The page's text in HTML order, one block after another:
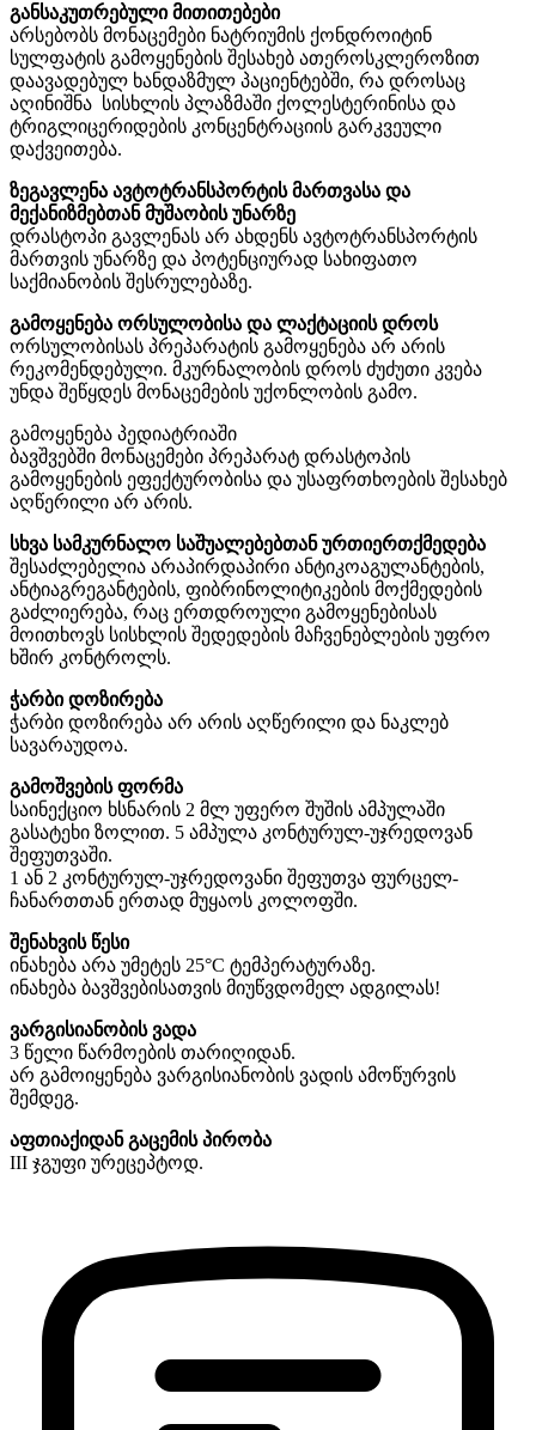
განსაკუთრებული მითითებები
არსებობს მონაცემები ნატრიუმის ქონდროიტინ
სულფატის გამოყენების შესახებ ათეროსკლეროზით
დაავადებულ ხანდაზმულ პაციენტებში, რა დროსაც
აღინიშნა სისხლის პლაზმაში ქოლესტერინისა და
ტრიგლიცერიდების კონცენტრაციის გარკვეული
დაქვეითება.
ზეგავლენა ავტოტრანსპორტის მართვასა და
მექანიზმებთან მუშაობის უნარზე
დრასტოპი გავლენას არ ახდენს ავტოტრანსპორტის
მართვის უნარზე და პოტენციურად სახიფათო
საქმიანობის შესრულებაზე.
გამოყენება ორსულობისა და ლაქტაციის დროს
ორსულობისას პრეპარატის გამოყენება არ არის
რეკომენდებული. მკურნალობის დროს ძუძუთი კვება
უნდა შეწყდეს მონაცემების უქონლობის გამო.
გამოყენება პედიატრიაში
ბავშვებში მონაცემები პრეპარატ დრასტოპის
გამოყენების ეფექტურობისა და უსაფრთხოების შესახებ
აღწერილი არ არის.
სხვა სამკურნალო საშუალებებთან ურთიერთქმედება
შესაძლებელია არაპირდაპირი ანტიკოაგულანტების,
ანტიაგრეგანტების, ფიბრინოლიტიკების მოქმედების
გაძლიერება, რაც ერთდროული გამოყენებისას
მოითხოვს სისხლის შედედების მაჩვენებლების უფრო
ხშირ კონტროლს.
ჭარბი დოზირება
ჭარბი დოზირება არ არის აღწერილი და ნაკლებ
სავარაუდოა.
გამოშვების ფორმა
საინექციო ხსნარის 2 მლ უფერო შუშის ამპულაში
გასატეხი ზოლით. 5 ამპულა კონტურულ-უჯრედოვან
შეფუთვაში.
1 ან 2 კონტურულ-უჯრედოვანი შეფუთვა ფურცელ-
ჩანართთან ერთად მუყაოს კოლოფში.
შენახვის წესი
ინახება არა უმეტეს 25°C ტემპერატურაზე.
ინახება ბავშვებისათვის მიუწვდომელ ადგილას!
ვარგისიანობის ვადა
3 წელი წარმოების თარიღიდან.
არ გამოიყენება ვარგისიანობის ვადის ამოწურვის
შემდეგ.
აფთიაქიდან გაცემის პირობა
III ჯგუფი ურეცეპტოდ.